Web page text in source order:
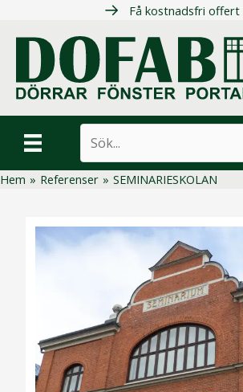
innehåll
Få kostnadsfri offert
Hem » Referenser » SEMINARIESKOLAN